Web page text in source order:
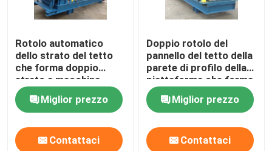
Rotolo automatico
dello strato del tetto
che forma doppio
strato a macchina
ondulato e IBR
Miglior prezzo
Contattaci
Doppio rotolo del
pannello del tetto della
parete di profilo della
piattaforma che forma
tipo idraulico a
macchinaMiglior prezzo
Contattaci